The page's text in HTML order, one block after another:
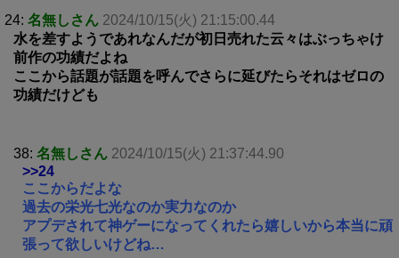
24: 名無しさん 2024/10/15(火) 21:15:00.44
水を差すようであれなんだが初日売れた云々はぶっちゃけ
前作の功績だよね
ここから話題が話題を呼んでさらに延びたらそれはゼロの
功績だけども
38: 名無しさん 2024/10/15(火) 21:37:44.90
>>24
ここからだよな
過去の栄光七光なのか実力なのか
アプデされて神ゲーになってくれたら嬉しいから本当に頑
張って欲しいけどね…